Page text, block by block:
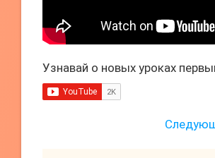
Узнавай о новых уроках